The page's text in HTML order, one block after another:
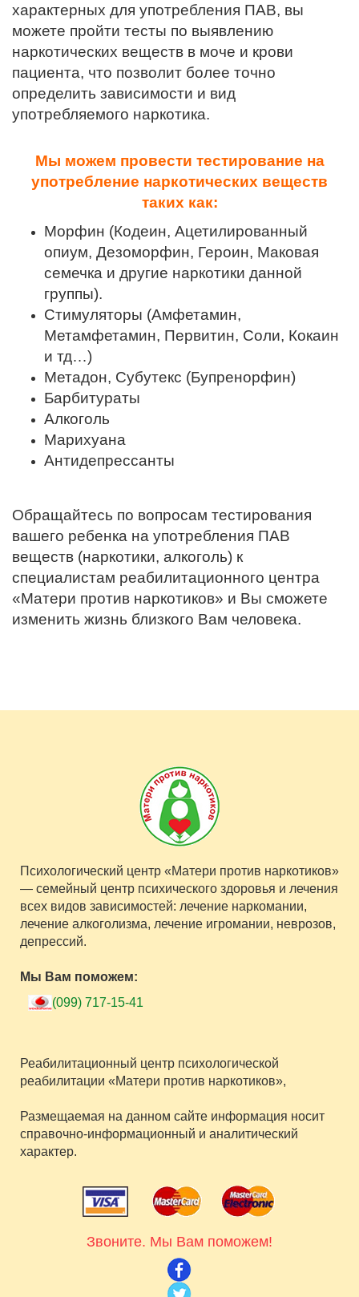
характерных для употребления ПАВ, вы
можете пройти тесты по выявлению
наркотических веществ в моче и крови
пациента, что позволит более точно
определить зависимости и вид
употребляемого наркотика.
Мы можем провести тестирование на
употребление наркотических веществ
таких как:
Морфин (Кодеин, Ацетилированный
опиум, Дезоморфин, Героин, Маковая
семечка и другие наркотики данной
группы).
Стимуляторы (Амфетамин,
Метамфетамин, Первитин, Соли, Кокаин
и тд…)
Метадон, Субутекс (Бупренорфин)
Барбитураты
Алкоголь
Марихуана
Антидепрессанты
Обращайтесь по вопросам тестирования
вашего ребенка на употребления ПАВ
веществ (наркотики, алкоголь) к
специалистам реабилитационного центра
«Матери против наркотиков» и Вы сможете
изменить жизнь близкого Вам человека.
Психологический центр «Матери против наркотиков»
— семейный центр психического здоровья и лечения
всех видов зависимостей: лечение наркомании,
лечение алкоголизма, лечение игромании, неврозов,
депрессий.
Мы Вам поможем:
(099) 717-15-41
Реабилитационный центр психологической
реабилитации «Матери против наркотиков»,
Размещаемая на данном сайте информация носит
справочно-информационный и аналитический
характер.
Звоните. Мы Вам поможем!